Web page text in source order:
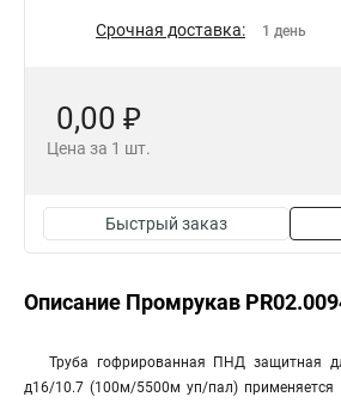
Срочная доставка: 1 день
0,00 ₽
Цена за 1 шт.
Быстрый заказ
Описание Промрукав
Труба гофрированная ПНД защитная
д16/10.7 (100м/5500м уп/пал) применяется